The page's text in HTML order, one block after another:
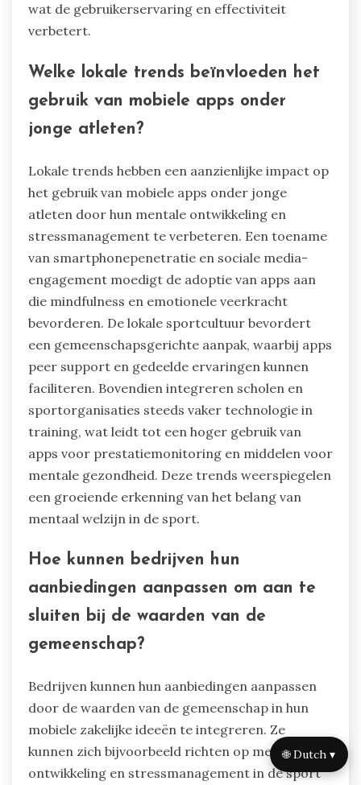
wat de gebruikerservaring en effectiviteit
verbetert.
Welke lokale trends beïnvloeden het
gebruik van mobiele apps onder
jonge atleten?
Lokale trends hebben een aanzienlijke impact op
het gebruik van mobiele apps onder jonge
atleten door hun mentale ontwikkeling en
stressmanagement te verbeteren. Een toename
van smartphonepenetratie en sociale media-
engagement moedigt de adoptie van apps aan
die mindfulness en emotionele veerkracht
bevorderen. De lokale sportcultuur bevordert
een gemeenschapsgerichte aanpak, waarbij apps
peer support en gedeelde ervaringen kunnen
faciliteren. Bovendien integreren scholen en
sportorganisaties steeds vaker technologie in
training, wat leidt tot een hoger gebruik van
apps voor prestatiemonitoring en middelen voor
mentale gezondheid. Deze trends weerspiegelen
een groeiende erkenning van het belang van
mentaal welzijn in de sport.
Hoe kunnen bedrijven hun
aanbiedingen aanpassen om aan te
sluiten bij de waarden van de
gemeenschap?
Bedrijven kunnen hun aanbiedingen aanpassen
door de waarden van de gemeenschap in hun
mobiele zakelijke ideeën te integreren. Ze
kunnen zich bijvoorbeeld richten op mentale
ontwikkeling en stressmanagement in de sport
🌐 Dutch ▾